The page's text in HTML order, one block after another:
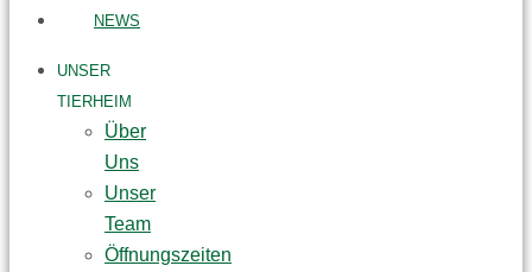
NEWS
UNSER
TIERHEIM
Über
Uns
Unser
Team
Öffnungszeiten